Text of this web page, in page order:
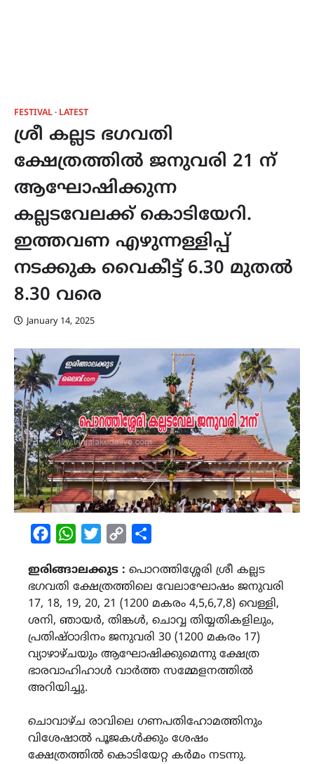
FESTIVAL LATEST
ശ്രീ കല്ലട ഭഗവതി
ക്ഷേത്രത്തിൽ ജനുവരി 21 ന്
ആഘോഷിക്കുന്ന
കല്ലടവേലക്ക് കൊടിയേറി.
ഇത്തവണ എഴുന്നള്ളിപ്പ്
നടക്കുക വൈകീട്ട് 6.30 മുതൽ
8.30 വരെ
January 14, 2025
FacebookWhatsAppTwitterCopy
ഇരിങ്ങാലക്കുട : പൊറത്തിശ്ശേരി ശ്രീ കല്ലട
ഭഗവതി ക്ഷേത്രത്തിലെ വേലാഘോഷം ജനുവരി
17, 18, 19, 20, 21 (1200 മകരം 4,5,6,7,8) വെള്ളി,
ശനി, ഞായർ, തിങ്കൾ, ചൊവ്വ തിയ്യതികളിലും,
പ്രതിഷ്‌ഠാദിനം ജനുവരി 30 (1200 മകരം 17)
വ്യാഴാഴ്‌ചയും ആഘോഷിക്കുമെന്നു ക്ഷേത്ര
ഭാരവാഹിഹാൾ വാർത്ത സമ്മേളനത്തിൽ
അറിയിച്ചു.
ചൊവാഴ്ച രാവിലെ ഗണപതിഹോമത്തിനും
വിശേഷാൽ പൂജകൾക്കും ശേഷം
ക്ഷേത്രത്തിൽ കൊടിയേറ്റ കർമം നടന്നു.